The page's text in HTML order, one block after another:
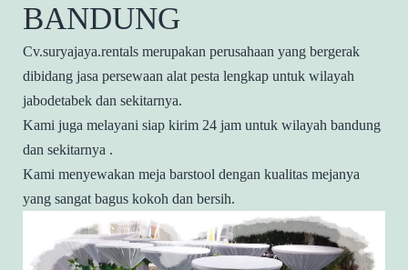
BANDUNG
Cv.suryajaya.rentals merupakan perusahaan yang bergerak
dibidang jasa persewaan alat pesta lengkap untuk wilayah
jabodetabek dan sekitarnya.
Kami juga melayani siap kirim 24 jam untuk wilayah bandung
dan sekitarnya .
Kami menyewakan meja barstool dengan kualitas mejanya
yang sangat bagus kokoh dan bersih.